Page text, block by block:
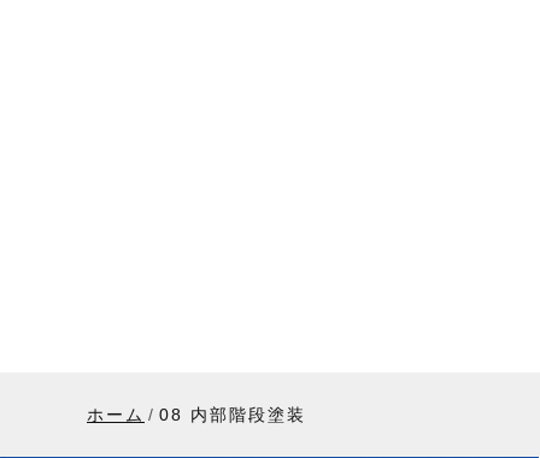
ホーム 08 内部階段塗装